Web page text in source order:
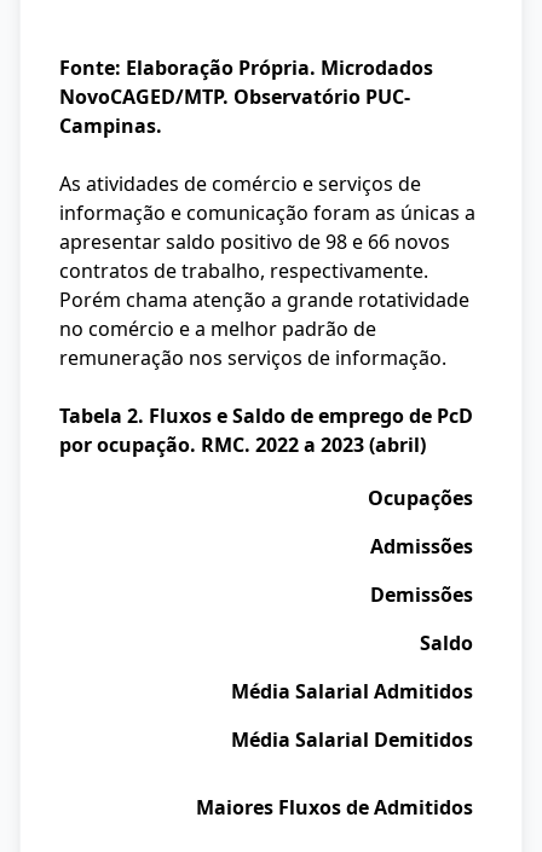
Fonte: Elaboração Própria. Microdados
NovoCAGED/MTP. Observatório PUC-
Campinas.
As atividades de comércio e serviços de
informação e comunicação foram as únicas a
apresentar saldo positivo de 98 e 66 novos
contratos de trabalho, respectivamente.
Porém chama atenção a grande rotatividade
no comércio e a melhor padrão de
remuneração nos serviços de informação.
Tabela 2. Fluxos e Saldo de emprego de PcD
por ocupação. RMC. 2022 a 2023 (abril)
Ocupações
Admissões
Demissões
Saldo
Média Salarial Admitidos
Média Salarial Demitidos
Maiores Fluxos de Admitidos